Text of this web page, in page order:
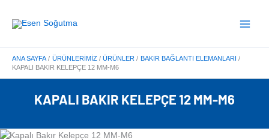
atla
Menu
ANA SAYFA ÜRÜNLERIMIZ ÜRÜNLER
BAKIR BAĞLANTI ELEMANLARI
KAPALI BAKIR KELEPÇE 12 MM-M6
KAPALI BAKIR KELEPÇE 12 MM-M6